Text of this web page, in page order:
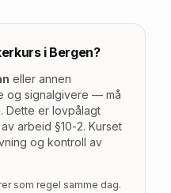
i Bergen?
eller annen
og signalgivere — må
Dette er lovpålagt
arbeid §10-2. Kurset
og kontroll av
som regel samme dag.